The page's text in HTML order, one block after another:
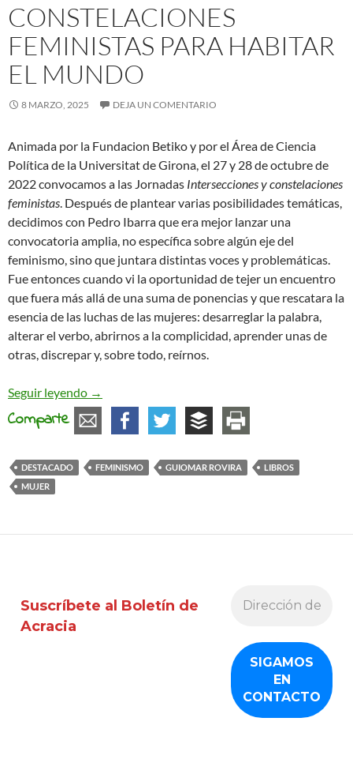
CONSTELACIONES
FEMINISTAS PARA HABITAR
EL MUNDO
8 MARZO, 2025 DEJA UN COMENTARIO
Animada por la Fundacion Betiko y por el Área de Ciencia
Política de la Universitat de Girona, el 27 y 28 de octubre de
2022 convocamos a las Jornadas Intersecciones y constelaciones
feministas. Después de plantear varias posibilidades temáticas,
decidimos con Pedro Ibarra que era mejor lanzar una
convocatoria amplia, no específica sobre algún eje del
feminismo, sino que juntara distintas voces y problemáticas.
Fue entonces cuando vi la oportunidad de tejer un encuentro
que fuera más allá de una suma de ponencias y que rescatara la
esencia de las luchas de las mujeres: desarreglar la palabra,
alterar el verbo, abrirnos a la complicidad, aprender unas de
otras, discrepar y, sobre todo, reírnos.
Seguir leyendo Constelaciones feministas para habitar el mundo
→
Comparte
DESTACADO FEMINISMO GUIOMAR ROVIRA
LIBROS
MUJER
Suscríbete al Boletín de
Acracia